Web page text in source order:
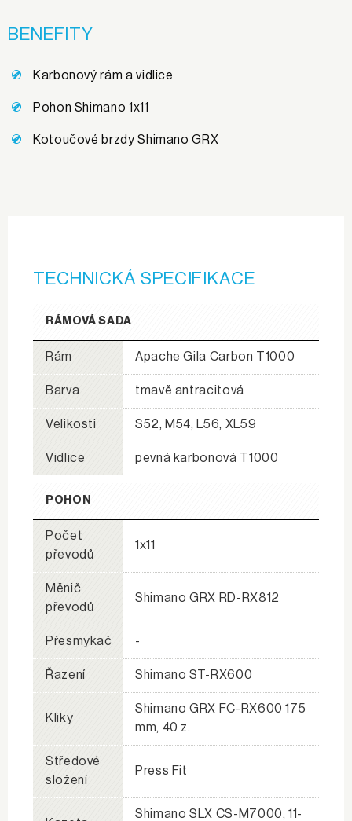
BENEFITY
Karbonový rám a vidlice
Pohon Shimano 1x11
Kotoučové brzdy Shimano GRX
TECHNICKÁ SPECIFIKACE
RÁMOVÁ SADA
Rám Apache Gila Carbon T1000
Barva tmavě antracitová
Velikosti S52, M54, L56, XL59
Vidlice pevná karbonová T1000
POHON
Počet
převodů
1x11
Měnič
převodů
Shimano GRX RD-RX812
Přesmykač -
Řazení Shimano ST-RX600
Kliky
Shimano GRX FC-RX600 175
mm, 40 z.
Středové
složení
Press Fit
Shimano SLX CS-M7000, 11-